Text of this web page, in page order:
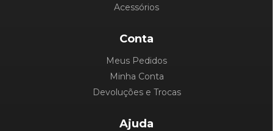
Acessórios
Conta
Meus Pedidos
Minha Conta
Devoluções e Trocas
Ajuda